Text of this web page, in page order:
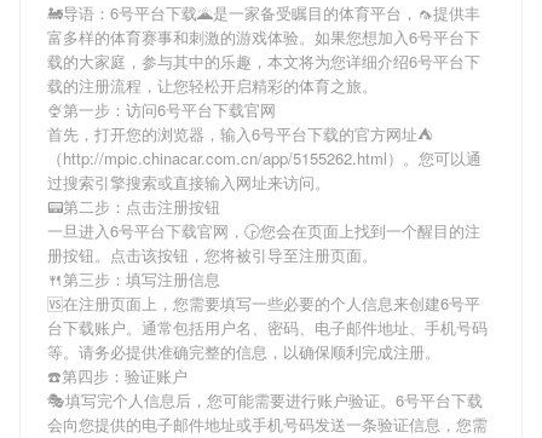
🚂导语： 6号平台下载🌋是一家备受瞩目的体育平台，🦟提供丰
富多样的体育赛事和刺激的游戏体验。如果您想加入6号平台下
载的大家庭，参与其中的乐趣，本文将为您详细介绍6号平台下
载的注册流程，让您轻松开启精彩的体育之旅。
🍨第一步：访问6号平台下载官网
首先，打开您的浏览器，输入6号平台下载的官方网址⛺️
（http://mpic.chinacar.com.cn/app/5155262.html）。您可以通
过搜索引擎搜索或直接输入网址来访问。
📟第二步：点击注册按钮
一旦进入6号平台下载官网，🕞您会在页面上找到一个醒目的注
册按钮。点击该按钮，您将被引导至注册页面。
🍴第三步：填写注册信息
🆚在注册页面上，您需要填写一些必要的个人信息来创建6号平
台下载账户。通常包括用户名、密码、电子邮件地址、手机号码
等。请务必提供准确完整的信息，以确保顺利完成注册。
☎️第四步：验证账户
🎭填写完个人信息后，您可能需要进行账户验证。 6号平台下载
会向您提供的电子邮件地址或手机号码发送一条验证信息，您需